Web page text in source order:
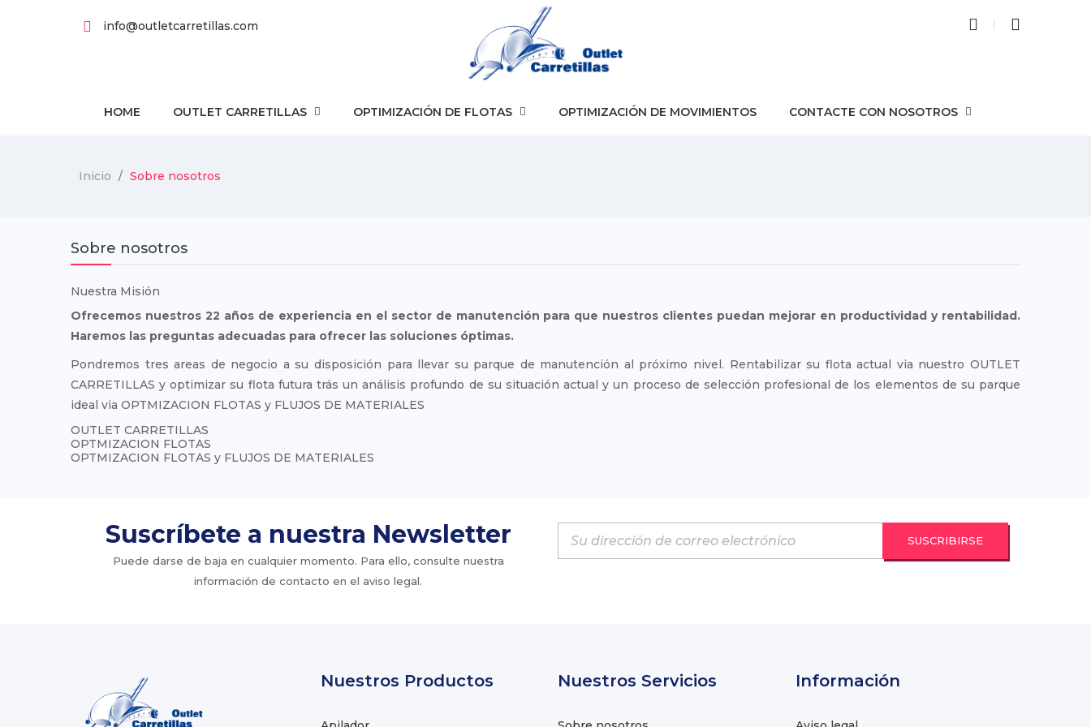
info@outletcarretillas.com
HOME OUTLET CARRETILLAS OPTIMIZACIÓN DE FLOTAS OPTIMIZACIÓN DE MOVIMIENTOS CONTACTE CON NOSOTROS
Inicio Sobre nosotros
Sobre nosotros
Nuestra Misión
Ofrecemos nuestros 22 años de experiencia en el sector de manutención para que nuestros clientes puedan mejorar en productividad y rentabilidad.
Haremos las preguntas adecuadas para ofrecer las soluciones óptimas.
Pondremos tres areas de negocio a su disposición para llevar su parque de manutención al próximo nivel. Rentabilizar su flota actual via nuestro OUTLET
CARRETILLAS y optimizar su flota futura trás un análisis profundo de su situación actual y un proceso de selección profesional de los elementos de su parque
ideal via OPTMIZACION FLOTAS y FLUJOS DE MATERIALES
OUTLET CARRETILLAS
OPTMIZACION FLOTAS
OPTMIZACION FLOTAS y FLUJOS DE MATERIALES
Suscríbete a nuestra Newsletter
Puede darse de baja en cualquier momento. Para ello, consulte nuestra
información de contacto en el aviso legal.
Nuestros Productos Nuestros Servicios Información